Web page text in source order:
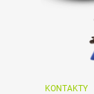
KONTAKTY